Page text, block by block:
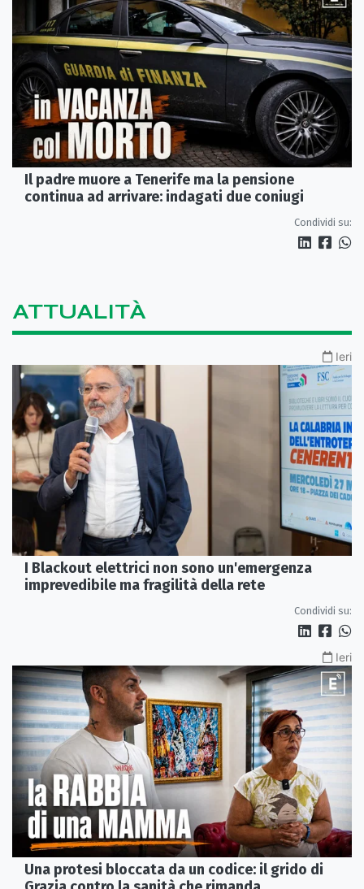
Il padre muore a Tenerife ma la pensione
continua ad arrivare: indagati due coniugi
Condividi su:
ATTUALITÀ
Ieri
I Blackout elettrici non sono un'emergenza
imprevedibile ma fragilità della rete
Condividi su:
Ieri
Una protesi bloccata da un codice: il grido di